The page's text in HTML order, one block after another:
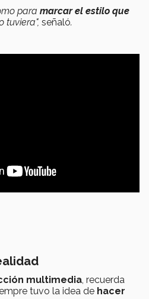
para marcar el estilo que
tuviera", señaló.
multimedia, recuerda
tuvo la idea de hacer